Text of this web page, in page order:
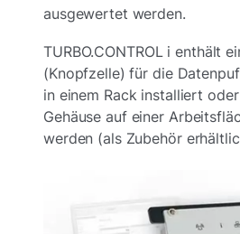
ausgewertet werden.
TURBO.CONTROL i enthält
(Knopfzelle) für die
in einem Rack installiert
Gehäuse auf einer
werden (als Zubehör